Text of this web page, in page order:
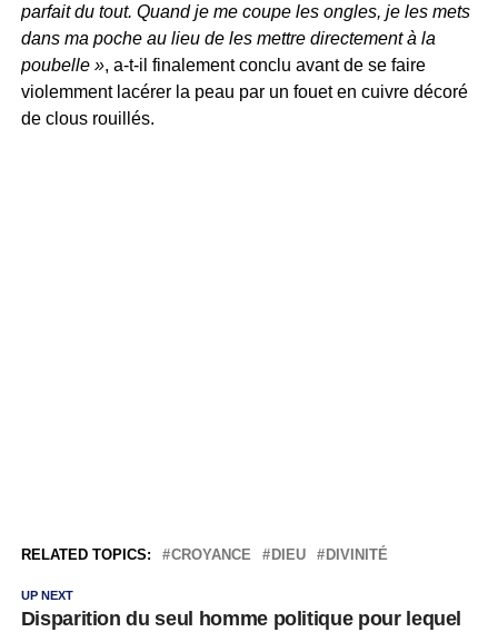
parfait du tout. Quand je me coupe les ongles, je les mets
dans ma poche au lieu de les mettre directement à la
poubelle », a-t-il finalement conclu avant de se faire
violemment lacérer la peau par un fouet en cuivre décoré
de clous rouillés.
RELATED TOPICS: CROYANCE DIEU DIVINITÉ
UP NEXT
Disparition du seul homme politique pour lequel